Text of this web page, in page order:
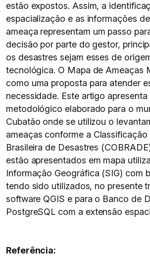
estão expostos. Assim, a
espacialização e as informações
ameaça representam um passo
decisão por parte do gestor,
os desastres sejam esses de
tecnológica. O Mapa de Ameaças
como uma proposta para atender
necessidade. Este artigo
metodológico elaborado para o
Cubatão onde se utilizou o
ameaças conforme a
Brasileira de Desastres
estão apresentados em mapa
Informação Geográfica (SIG) com
tendo sido utilizados, no presente
software QGIS e para o Banco de
PostgreSQL com a extensão
Referência: